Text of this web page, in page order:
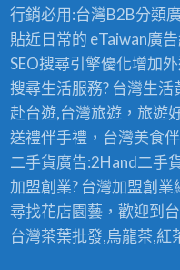
行銷必用:台灣B2B分類
貼近日常的 eTaiwan廣
SEO搜尋引擎優化增加
搜尋生活服務? 台灣生活
赴台遊,台灣旅遊，旅遊
送禮伴手禮，台灣美食
二手貨廣告:2Hand二手
加盟創業? 台灣加盟創業
尋找花店園藝，歡迎到
台灣茶葉批發,烏龍茶,紅